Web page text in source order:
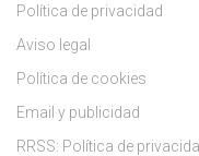
Política de privacidad
Aviso legal
Política de cookies
Email y publicidad
RRSS: Política de